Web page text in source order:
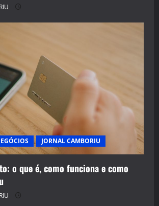
JORNAL CAMBORIU
o que é, como funciona e como